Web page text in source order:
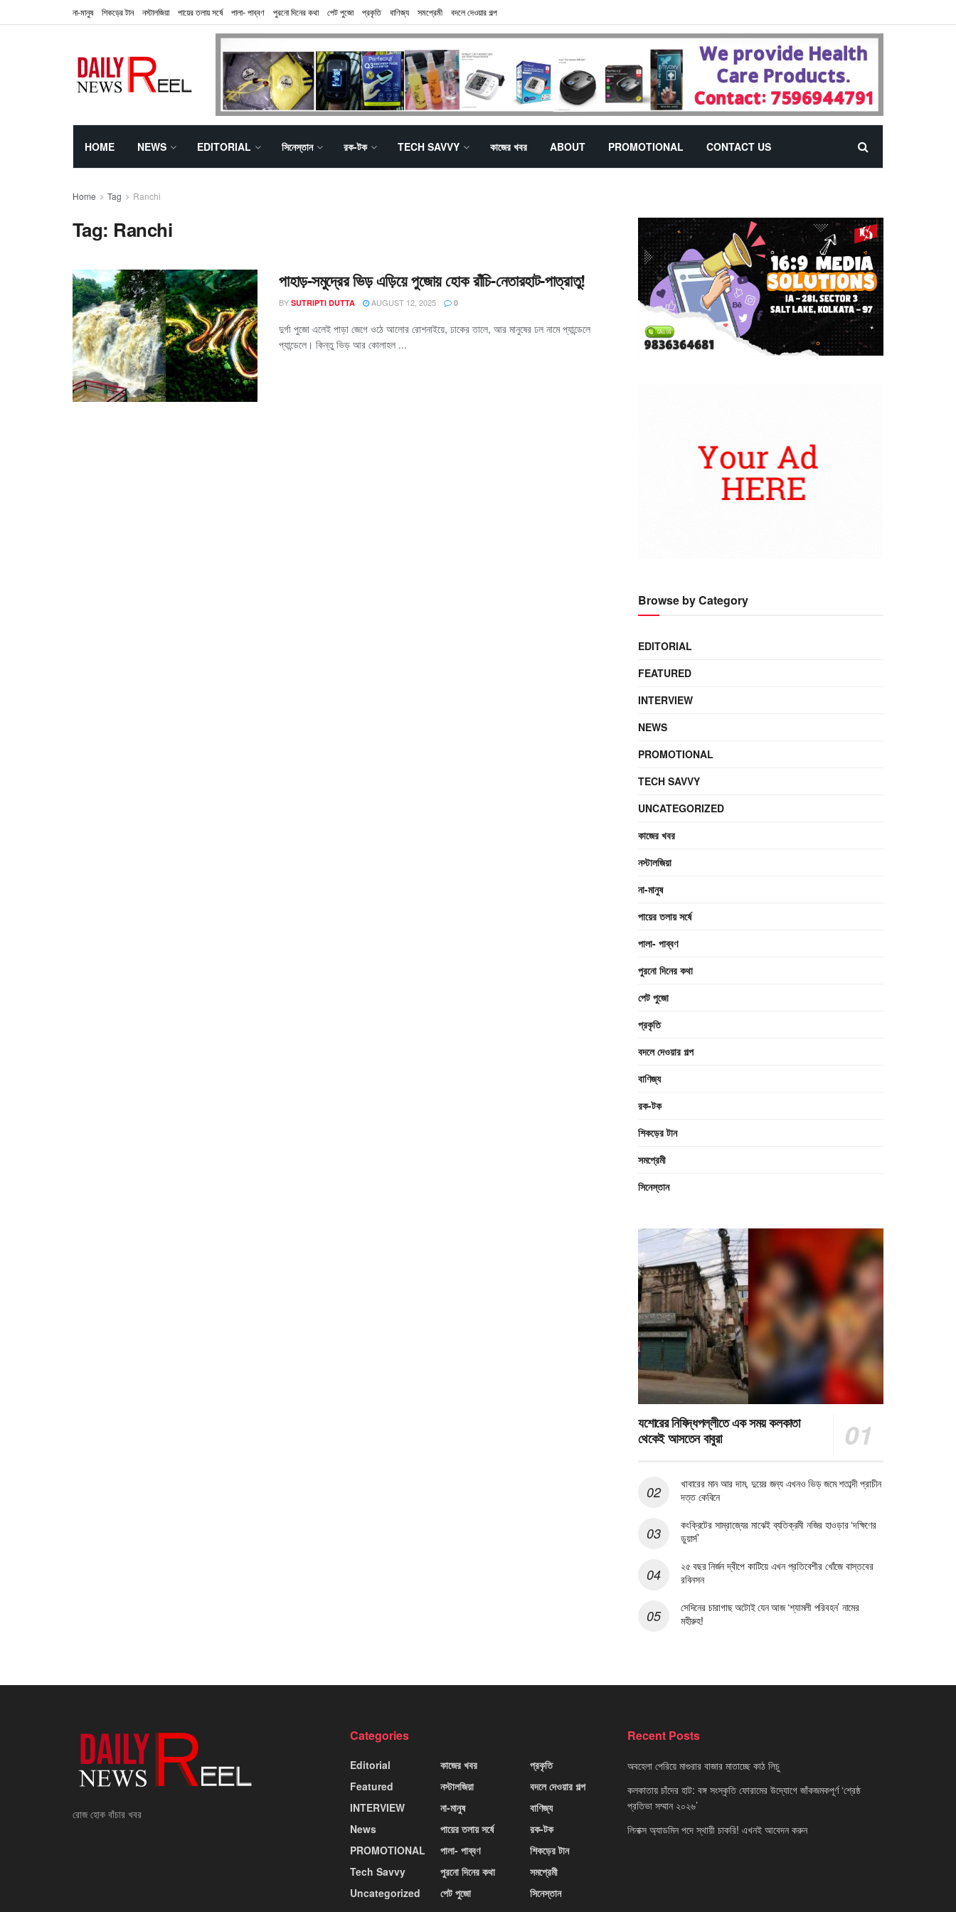
না-মানুষ শিকড়ের টান নস্টালজিয়া পায়ের তলায় সর্ষে পালা- পাব্বণ পুরনো দিনের কথা পেট পুজো প্রকৃতি বাণিজ্য সমপ্রেমী বদলে দেওয়ার গল্প
HOME NEWS EDITORIAL সিনেস্তান রক-টক TECH SAVVY কাজের খবর ABOUT PROMOTIONAL CONTACT US
Home Tag Ranchi
Tag: Ranchi
পাহাড়-সমুদ্রের ভিড় এড়িয়ে পুজোয় হোক রাঁচি-নেতারহাট-পাত্রাতু!
BY SUTRIPTI DUTTA AUGUST 12, 2025 0
দুর্গা পুজো এলেই পাড়া জেগে ওঠে আলোর রোশনাইয়ে, ঢাকের তালে, আর মানুষের ঢল নামে প্যান্ডেলে
প্যান্ডেলে। কিন্তু ভিড় আর কোলাহল ...
Browse by Category
EDITORIAL
FEATURED
INTERVIEW
NEWS
PROMOTIONAL
TECH SAVVY
UNCATEGORIZED
কাজের খবর
নস্টালজিয়া
না-মানুষ
পায়ের তলায় সর্ষে
পালা- পাব্বণ
পুরনো দিনের কথা
পেট পুজো
প্রকৃতি
বদলে দেওয়ার গল্প
বাণিজ্য
রক-টক
শিকড়ের টান
সমপ্রেমী
সিনেস্তান
যশোরের নিষিদ্ধপল্লীতে এক সময় কলকাতা
থেকেই আসতেন বাবুরা
খাবারের মান আর দাম, দুয়ের জন্য এখনও ভিড় জমে শতাব্দী প্রাচীন
দত্ত কেবিনে
কংক্রিটের সাম্রাজ্যের মাঝেই ব্যতিক্রমী নজির হাওড়ার ‘দক্ষিণের
ডুয়ার্স’
২৫ বছর নির্জন দ্বীপে কাটিয়ে এখন প্রতিবেশীর খোঁজে বাস্তবের
রবিনসন
সেদিনের চারাগাছ অটোই যেন আজ ‘শ্যামলী পরিবহন’ নামের
মহীরুহ!
রোজ হোক বাঁচার খবর
Categories
Editorial
Featured
INTERVIEW
News
PROMOTIONAL
Tech Savvy
Uncategorized
কাজের খবর
নস্টালজিয়া
না-মানুষ
পায়ের তলায় সর্ষে
পালা- পাব্বণ
পুরনো দিনের কথা
পেট পুজো
প্রকৃতি
বদলে দেওয়ার গল্প
বাণিজ্য
রক-টক
শিকড়ের টান
সমপ্রেমী
সিনেস্তান
Recent Posts
অবহেলা পেরিয়ে মাগুরার বাজার মাতাচ্ছে কাঠ লিচু
কলকাতায় চাঁদের হাট: বঙ্গ সংস্কৃতি ফোরামের উদ্যোগে জাঁকজমকপূর্ণ ‘শ্রেষ্ঠ
প্রতিভা সম্মান ২০২৬’
লিনাক্স অ্যাডমিন পদে স্থায়ী চাকরি! এখনই আবেদন করুন